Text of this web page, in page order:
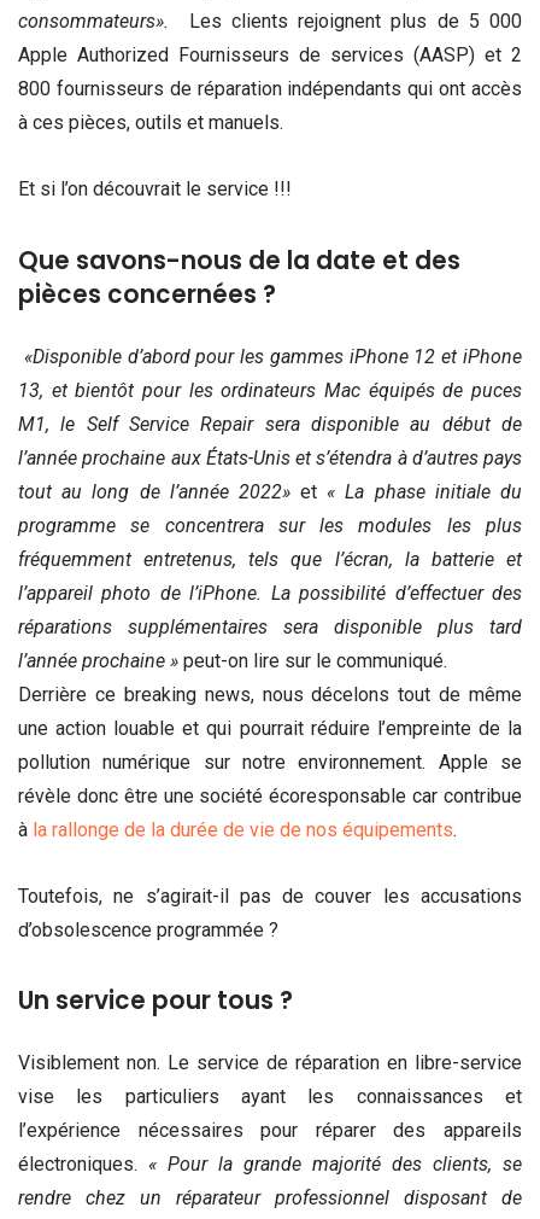
consommateurs».
Les clients rejoignent plus de 5 000
Apple Authorized Fournisseurs de services (AASP) et 2
800 fournisseurs de réparation indépendants qui ont accès
à ces pièces, outils et manuels.
Et si l’on découvrait le service !!!
Que savons-nous de la date et des
pièces concernées ?
«Disponible d’abord pour les gammes iPhone 12 et iPhone
13, et bientôt pour les ordinateurs Mac équipés de puces
M1, le Self Service Repair sera disponible au début de
l’année prochaine aux États-Unis et s’étendra à d’autres pays
tout au long de l’année 2022»et « La phase initiale du
programme se concentrera sur les modules les plus
fréquemment entretenus, tels que l’écran, la batterie et
l’appareil photo de l’iPhone. La possibilité d’effectuer des
réparations supplémentaires sera disponible plus tard
l’année prochaine » peut-on lire sur le communiqué.
Derrière ce breaking news, nous décelons tout de même
une action louable et qui pourrait réduire l’empreinte de la
pollution numérique sur notre environnement. Apple se
révèle donc être une société écoresponsable car contribue
à la rallonge de la durée de vie de nos équipements.
Toutefois, ne s’agirait-il pas de couver les accusations
d’obsolescence programmée ?
Un service pour tous ?
Visiblement non. Le service de réparation en libre-service
vise les particuliers ayant les connaissances et
l’expérience nécessaires pour réparer des appareils
électroniques. « Pour la grande majorité des clients, se
rendre chez un réparateur professionnel disposant de